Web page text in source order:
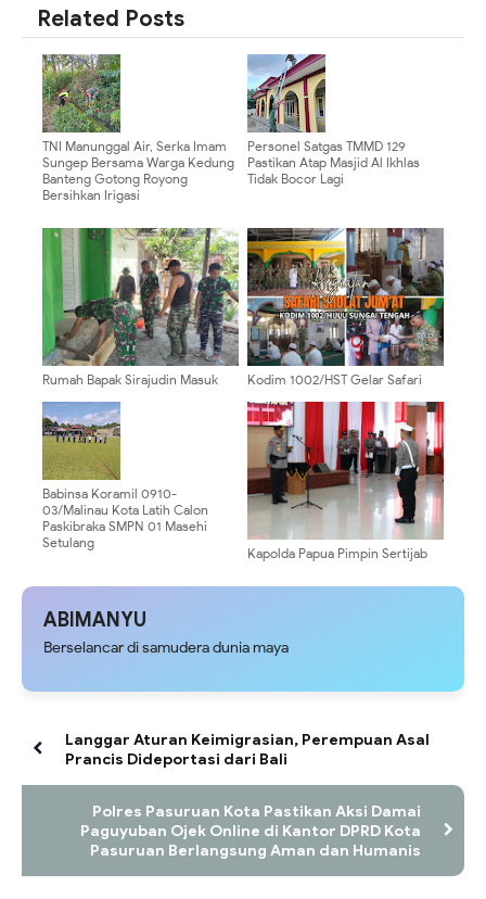
Related Posts
TNI Manunggal Air, Serka Imam
Sungep Bersama Warga Kedung
Banteng Gotong Royong
Bersihkan Irigasi
Personel Satgas TMMD 129
Pastikan Atap Masjid Al Ikhlas
Tidak Bocor Lagi
Rumah Bapak Sirajudin Masuk
Diserahkan
Kodim 1002/HST Gelar Safari
Kebersamaan
Babinsa Koramil 0910-
03/Malinau Kota Latih Calon
Paskibraka SMPN 01 Masehi
Setulang
Kapolda Papua Pimpin Sertijab
Perkuat Kinerja Organisasi
ABIMANYU
Berselancar di samudera dunia maya
Langgar Aturan Keimigrasian, Perempuan Asal
Prancis Dideportasi dari Bali
Polres Pasuruan Kota Pastikan Aksi Damai
Paguyuban Ojek Online di Kantor DPRD Kota
Pasuruan Berlangsung Aman dan Humanis